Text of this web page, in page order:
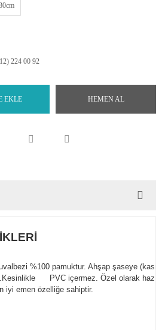
224 00 92
EKLE HEMEN AL
%100 pamuktur. Ahşap şaseye
Kesinlikle PVC içermez. Özel olarak
iyi emen özelliğe sahiptir.